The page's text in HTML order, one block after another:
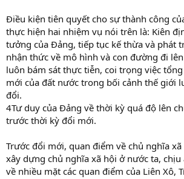
Điều kiện tiên quyết cho sự thành công
thực hiện hai nhiệm vụ nói trên là: Kiên
tưởng của Đảng, tiếp tục kế thừa và phát
nhận thức về mô hình và con đường đi
luôn bám sát thực tiễn, coi trọng việc
mới của đất nước trong bối cảnh thế giới
đổi.
4Tư duy của Đảng về thời kỳ quá độ lên
trước thời kỳ đổi mới.
Trước đổi mới, quan điểm về chủ nghĩa
xây dựng chủ nghĩa xã hội ở nước ta, chịu
về nhiều mặt các quan điểm của Liên Xô,